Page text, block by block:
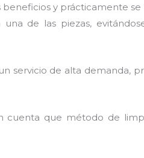
y prácticamente
de las piezas,
servicio de alta demanda,
cuenta que método de